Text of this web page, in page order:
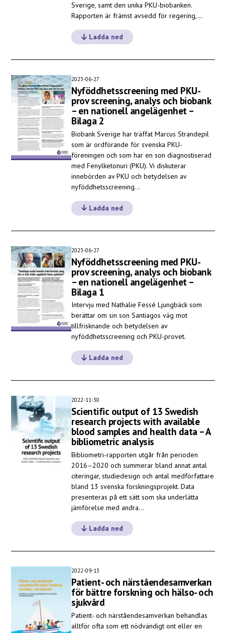
Sverige, samt den unika PKU-biobanken.
Rapporten är främst avsedd för regering,…
Ladda ned
2023-06-27
Nyföddhetsscreening med PKU-
prov screening, analys och biobank
– en nationell angelägenhet –
Bilaga 2
Biobank Sverige har träffat Marcus Strandepil
som är ordförande för svenska PKU-
föreningen och som har en son diagnostiserad
med Fenylketonuri (PKU). Vi diskuterar
innebörden av PKU och betydelsen av
nyföddhetsscreening…
Ladda ned
2023-06-27
Nyföddhetsscreening med PKU-
prov screening, analys och biobank
– en nationell angelägenhet –
Bilaga 1
Intervju med Nathalie Fessé Ljungbäck som
berättar om sin son Santiagos väg mot
tillfrisknande och betydelsen av
nyföddhetsscreening och PKU-provet.
Ladda ned
2022-11-30
Scientific output of 13 Swedish
research projects with available
blood samples and health data – A
bibliometric analysis
Bibliometri-rapporten utgår från perioden
2016–2020 och summerar bland annat antal
citeringar, studiedesign och antal medförfattare
bland 13 svenska forskningsprojekt. Data
presenteras på ett sätt som ska underlätta
jämförelse med andra…
Ladda ned
2022-09-13
Patient- och närståendesamverkan
för bättre forskning och hälso- och
sjukvård
Patient- och närståendesamverkan behandlas
alltför ofta som ett nödvändigt ont eller en